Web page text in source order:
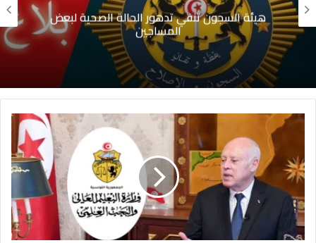
هيئة السجون تنفي تدهور الحالة الصحية لبعض
المساجين